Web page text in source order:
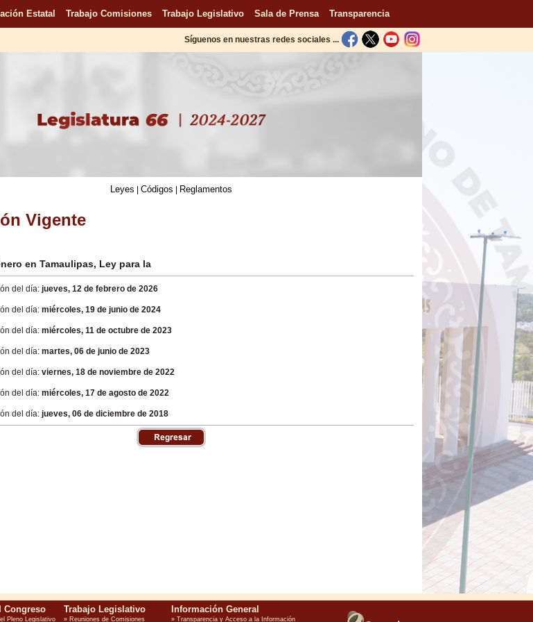
Estatal Trabajo Comisiones Trabajo Legislativo Sala de Prensa Transparencia
Síguenos en nuestras redes sociales ...
Leyes Códigos Reglamentos
Vigente
en Tamaulipas, Ley para la
del día: jueves, 12 de febrero de 2026
del día: miércoles, 19 de junio de 2024
del día: miércoles, 11 de octubre de 2023
del día: martes, 06 de junio de 2023
del día: viernes, 18 de noviembre de 2022
del día: miércoles, 17 de agosto de 2022
del día: jueves, 06 de diciembre de 2018